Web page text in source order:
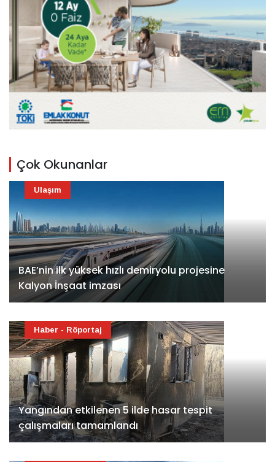
Çok Okunanlar
BAE’nin ilk yüksek hızlı demiryolu projesine
Kalyon İnşaat imzası
Ulaşım
Yangından etkilenen 5 ilde hasar tespit
çalışmaları tamamlandı
Haber - Röportaj